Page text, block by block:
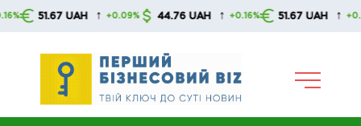
Skip
51.67 UAH ↑ +0.09% 44.76 UAH ↑ +0.16% 51.67 UAH ↑ +0.09%